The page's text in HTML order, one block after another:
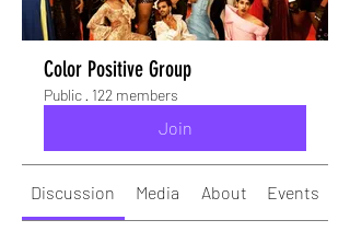
Color Positive Group
Public · 122 members
Join
Discussion Media About Events